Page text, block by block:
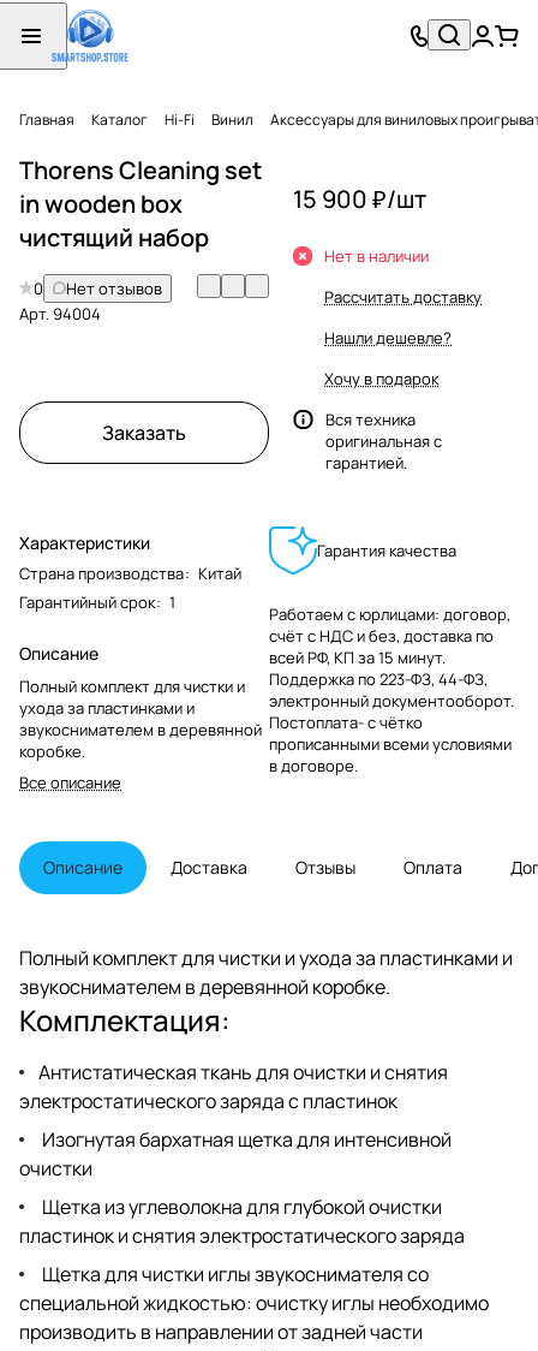
Главная Каталог Hi-Fi Винил Аксессуары для виниловых
Thorens Cleaning set
in wooden box
чистящий набор
0
Нет отзывов
Арт.94004
Заказать
Характеристики
Страна производства: Китай
Гарантийный срок: 1
Описание
Полный комплект для чистки и
ухода за пластинками и
звукоснимателем в деревянной
коробке.
Все описание
15 900 ₽/шт
Нет в наличии
Рассчитать доставку
Нашли дешевле?
Хочу в подарок
Вся техника
оригинальная с
гарантией.
Гарантия качества
Работаем с юрлицами: договор,
счёт с НДС и без, доставка по
всей РФ, КП за 15 минут.
Поддержка по 223-ФЗ, 44-ФЗ,
электронный документооборот.
Постоплата- с чётко
прописанными всеми условиями
в договоре.
Описание Доставка Отзывы Оплата
Полный комплект для чистки и ухода за пластинками и
звукоснимателем в деревянной коробке.
Комплектация:
Антистатическая ткань для очистки и снятия
электростатического заряда с пластинок
Изогнутая бархатная щетка для интенсивной
очистки
Щетка из углеволокна для глубокой очистки
пластинок и снятия электростатического заряда
Щетка для чистки иглы звукоснимателя со
специальной жидкостью: очистку иглы необходимо
производить в направлении от задней части